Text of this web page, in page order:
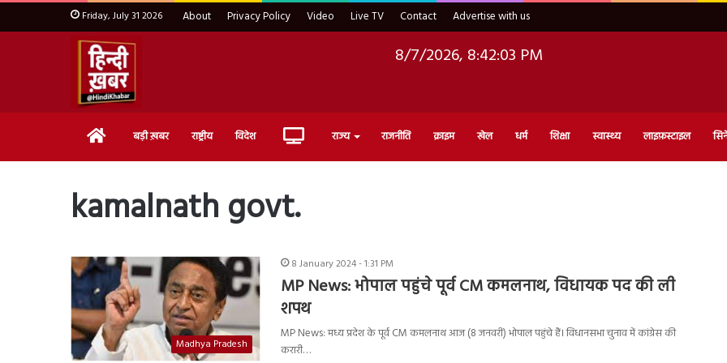
Friday, July 31 2026 About Privacy Policy Video Live TV Contact Advertise with us
8/7/2026, 8:42:03 PM
Home बड़ी ख़बर राष्ट्रीय विदेश Live राज्य राजनीति क्राइम खेल धर्म शिक्षा स्वास्थ्य लाइफ़स्टाइल
kamalnath govt.
Madhya Pradesh
8 January 2024 - 1:31 PM
MP News: भोपाल पहुंचे पूर्व CM कमलनाथ, विधायक पद की ली
शपथ
MP News: मध्य प्रदेश के पूर्व CM कमलनाथ आज (8 जनवरी) भोपाल पहुंचे हैं। विधानसभा चुनाव में कांग्रेस की
करारी…